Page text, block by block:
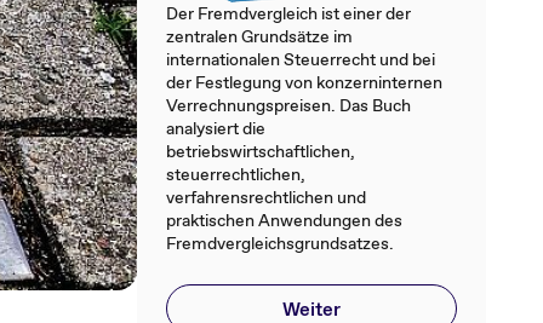
Der Fremdvergleich ist einer der
zentralen Grundsätze im
internationalen Steuerrecht und bei
der Festlegung von konzerninternen
Verrechnungspreisen. Das Buch
analysiert die
betriebswirtschaftlichen,
steuerrechtlichen,
verfahrensrechtlichen und
praktischen Anwendungen des
Fremdvergleichsgrundsatzes.
Weiter